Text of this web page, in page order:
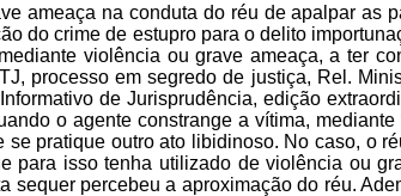
ameaça na conduta do réu de apalpar as
do crime de estupro para o delito
violência ou grave ameaça, a ter
processo em segredo de justiça, Rel.
de Jurisprudência, edição
o agente constrange a vítima,
se pratique outro ato libidinoso. No caso, o
para isso tenha utilizado de violência ou
sequer percebeu a aproximação do réu.